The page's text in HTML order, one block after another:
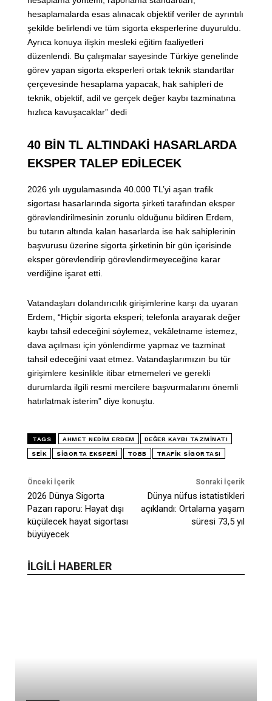
hesaplamalarda esas alınacak objektif veriler de ayrıntılı
şekilde belirlendi ve tüm sigorta eksperlerine duyuruldu.
Ayrıca konuya ilişkin mesleki eğitim faaliyetleri
düzenlendi. Bu çalışmalar sayesinde Türkiye genelinde
görev yapan sigorta eksperleri ortak teknik standartlar
çerçevesinde hesaplama yapacak, hak sahipleri de
teknik, objektif, adil ve gerçek değer kaybı tazminatına
hızlıca kavuşacaklar” dedi
40 BİN TL ALTINDAKİ HASARLARDA
EKSPER TALEP EDİLECEK
2026 yılı uygulamasında 40.000 TL’yi aşan trafik
sigortası hasarlarında sigorta şirketi tarafından eksper
görevlendirilmesinin zorunlu olduğunu bildiren Erdem,
bu tutarın altında kalan hasarlarda ise hak sahiplerinin
başvurusu üzerine sigorta şirketinin bir gün içerisinde
eksper görevlendirip görevlendirmeyeceğine karar
verdiğine işaret etti.
Vatandaşları dolandırıcılık girişimlerine karşı da uyaran
Erdem, “Hiçbir sigorta eksperi; telefonla arayarak değer
kaybı tahsil edeceğini söylemez, vekâletname istemez,
dava açılması için yönlendirme yapmaz ve tazminat
tahsil edeceğini vaat etmez. Vatandaşlarımızın bu tür
girişimlere kesinlikle itibar etmemeleri ve gerekli
durumlarda ilgili resmi mercilere başvurmalarını önemli
hatırlatmak isterim” diye konuştu.
TAGS AHMET NEDIM ERDEM DEĞER KAYBI TAZMINATI
SEİK SIGORTA EKSPERI TOBB TRAFIK SIGORTASI
Önceki İçerik
2026 Dünya Sigorta
Pazarı raporu: Hayat dışı
küçülecek hayat sigortası
büyüyecek
Sonraki İçerik
Dünya nüfus istatistikleri
açıklandı: Ortalama yaşam
süresi 73,5 yıl
İLGİLİ HABERLER